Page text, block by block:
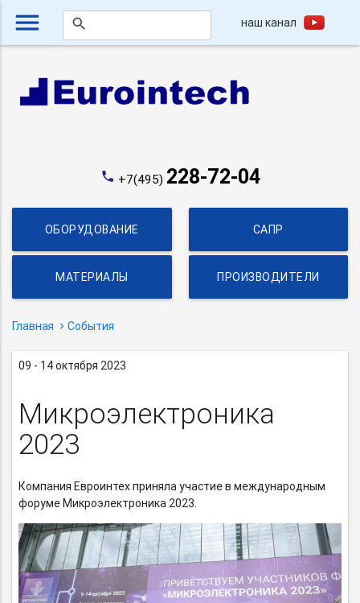
menu search наш канал
phone +7(495) 228-72-04
ОБОРУДОВАНИЕ САПР
МАТЕРИАЛЫ ПРОИЗВОДИТЕЛИ
Главная События
09 - 14 октября 2023
Микроэлектроника
2023
Компания Евроинтех приняла участие в международным
форуме Микроэлектроника 2023.